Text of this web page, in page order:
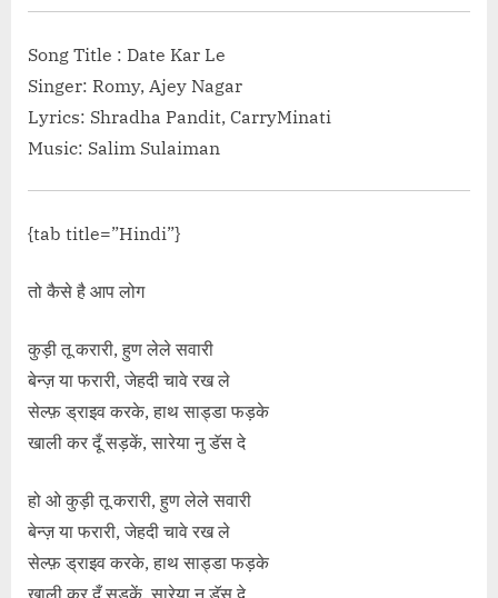
Song Title : Date Kar Le
Singer: Romy, Ajey Nagar
Lyrics: Shradha Pandit, CarryMinati
Music: Salim Sulaiman
{tab title=”Hindi”}
तो कैसे है आप लोग
कुड़ी तू करारी, हुण लेले सवारी
बेन्ज़ या फरारी, जेहदी चावे रख ले
सेल्फ़ ड्राइव करके, हाथ साड्डा फड़के
खाली कर दूँ सड़कें, सारेया नु डॅस दे
हो ओ कुड़ी तू करारी, हुण लेले सवारी
बेन्ज़ या फरारी, जेहदी चावे रख ले
सेल्फ़ ड्राइव करके, हाथ साड्डा फड़के